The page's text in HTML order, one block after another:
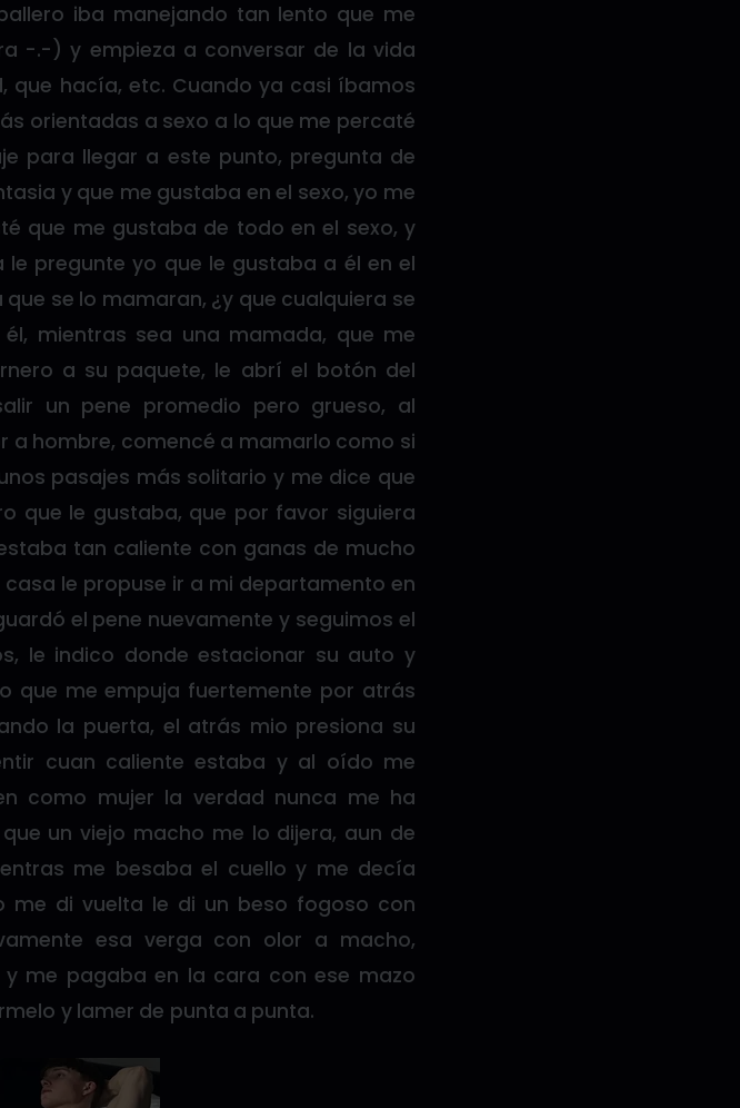
iba manejando tan lento que me
-.-) y empieza a conversar de la vida
que hacía, etc. Cuando ya casi íbamos
orientadas a sexo a lo que me percaté
para llegar a este punto, pregunta de
y que me gustaba en el sexo, yo me
que me gustaba de todo en el sexo, y
pregunte yo que le gustaba a él en el
se lo mamaran, ¿y que cualquiera se
mientras sea una mamada, que me
a su paquete, le abrí el botón del
un pene promedio pero grueso, al
a hombre, comencé a mamarlo como si
pasajes más solitario y me dice que
que le gustaba, que por favor siguiera
tan caliente con ganas de mucho
le propuse ir a mi departamento en
el pene nuevamente y seguimos el
le indico donde estacionar su auto y
que me empuja fuertemente por atrás
la puerta, el atrás mio presiona su
cuan caliente estaba y al oído me
como mujer la verdad nunca me ha
un viejo macho me lo dijera, aun de
me besaba el cuello y me decía
di vuelta le di un beso fogoso con
esa verga con olor a macho,
me pagaba en la cara con ese mazo
y lamer de punta a punta.